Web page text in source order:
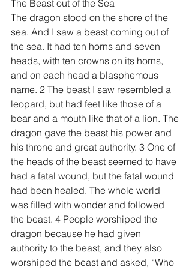
The Beast out of the Sea
The dragon stood on the shore of the
sea. And I saw a beast coming out of
the sea. It had ten horns and seven
heads, with ten crowns on its horns,
and on each head a blasphemous
name. 2 The beast I saw resembled a
leopard, but had feet like those of a
bear and a mouth like that of a lion. The
dragon gave the beast his power and
his throne and great authority. 3 One of
the heads of the beast seemed to have
had a fatal wound, but the fatal wound
had been healed. The whole world
was filled with wonder and followed
the beast. 4 People worshiped the
dragon because he had given
authority to the beast, and they also
worshiped the beast and asked, “Who